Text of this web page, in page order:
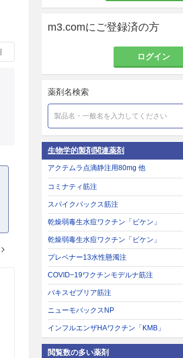
m3.comにご登録済の方
ログイン
薬剤名検索
生物学的製剤関連薬剤
アクテムラ点滴静注用80mg 他
コミナティ筋注
スパイクバックス筋注
乾燥弱毒生水痘ワクチン「ビケン」
乾燥弱毒生水痘ワクチン「ビケン」
プレベナー13水性懸濁注
COVID−19ワクチンモデルナ筋注
バキスゼブリア筋注
ニューモバックスNP
インフルエンザHAワクチン「KMB」
閲覧数の多い薬剤